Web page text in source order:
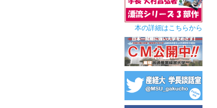
本の詳細はこちらから